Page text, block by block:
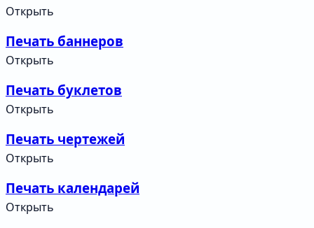
Открыть
Печать баннеров
Открыть
Печать буклетов
Открыть
Печать чертежей
Открыть
Печать календарей
Открыть